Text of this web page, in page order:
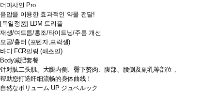
더마샤인 Pro
음압을 이용한 효과적인 약물 전달!
[독일정품] LDM 트리플
재생/여드름/홍조/타이트닝/주름 개선
모공/흉터 (포텐자,프락셀)
바디 FCR필링 (해초필)
Body减肥套餐
针对肱二头肌、大腿内侧、臀下赘肉、腹部、腰侧及副乳等部位，
帮助您打造纤细流畅的身体曲线！
自然なボリューム UP ジュベルック